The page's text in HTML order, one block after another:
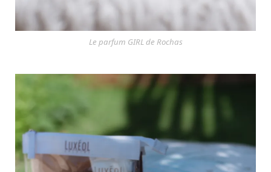
Le parfum GIRL de Rochas